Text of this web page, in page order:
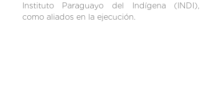
Instituto Paraguayo del Indígena (INDI),
como aliados en la ejecución.